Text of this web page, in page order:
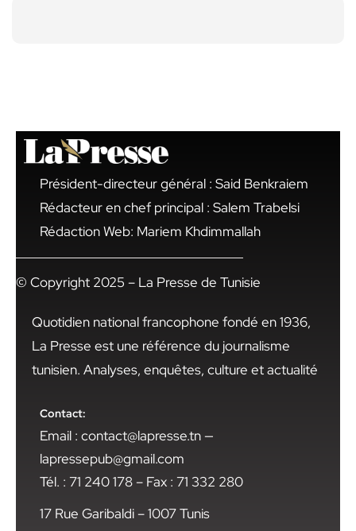
Président-directeur général : Said Benkraiem
Rédacteur en chef principal : Salem Trabelsi
Rédaction Web: Mariem Khdimmallah
© Copyright 2025 – La Presse de Tunisie
Quotidien national francophone fondé en 1936,
La Presse est une référence du journalisme
tunisien. Analyses, enquêtes, culture et actualité
Contact:
Email : contact@lapresse.tn —
lapressepub@gmail.com
Tél. : 71 240 178 – Fax : 71 332 280
17 Rue Garibaldi – 1007 Tunis